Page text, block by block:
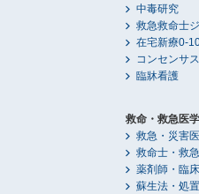
中毒研究
救急救命士
在宅新療0-
コンセンサ
臨牀看護
救命・救急医学
救急・災害
救命士・救
薬剤師・臨
蘇生法・処置